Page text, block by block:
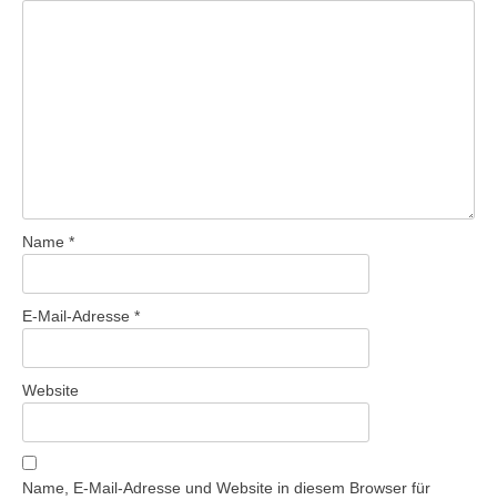
Name *
E-Mail-Adresse *
Website
Name, E-Mail-Adresse und Website in diesem Browser für